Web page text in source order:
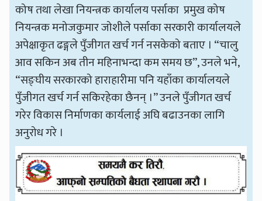
कोष तथा लेखा नियन्त्रक कार्यालय पर्साका प्रमुख कोष
नियन्त्रक मनोजकुमार जोशीले पर्साका सरकारी कार्यालयले
अपेक्षाकृत ढङ्गले पुँजीगत खर्च गर्न नसकेको बताए । “चालु
आव सकिन अब तीन महिनाभन्दा कम समय छ”, उनले भने,
“सङ्घीय सरकारको हाराहारीमा पनि यहाँका कार्यालयले
पुँजीगत खर्च गर्न सकिरहेका छैनन् ।” उनले पुँजीगत खर्च
गरेर विकास निर्माणका कार्यलाई अघि बढाउनका लागि
अनुरोध गरे ।